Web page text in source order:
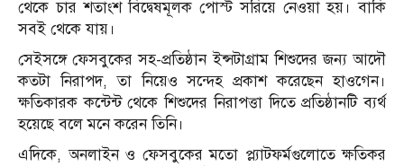
থেকে চার শতাংশ বিদ্বেষমূলক পোস্ট সরিয়ে নেওয়া হয়। বাকি
সবই থেকে যায়।
সেইসঙ্গে ফেসবুকের সহ-প্রতিষ্ঠান ইন্সটাগ্রাম শিশুদের জন্য আদৌ
কতটা নিরাপদ, তা নিয়েও সন্দেহ প্রকাশ করেছেন হাওগেন।
ক্ষতিকারক কন্টেন্ট থেকে শিশুদের নিরাপত্তা দিতে প্রতিষ্ঠানটি ব্যর্থ
হয়েছে বলে মনে করেন তিনি।
এদিকে, অনলাইন ও ফেসবুকের মতো প্ল্যাটফর্মগুলোতে ক্ষতিকর